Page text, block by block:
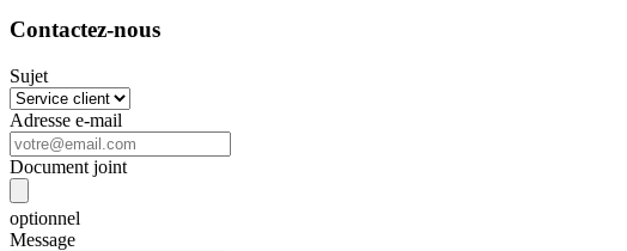
Contactez-nous
Sujet
Adresse e-mail
Document joint
optionnel
Message